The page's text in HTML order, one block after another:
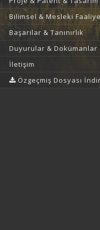
Bilimsel & Mesleki
Başarılar & Tanınırlık
Duyurular & Dokümanlar
İletişim
Özgeçmiş Dosyası İndir